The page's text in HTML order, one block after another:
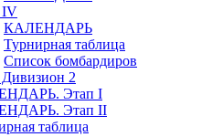
IV
КАЛЕНДАРЬ
Турнирная таблица
Список бомбардиров
2
Этап I
Этап II
таблица